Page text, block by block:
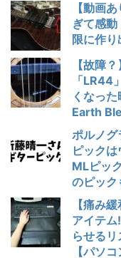
【動画
ぎて感
限に作り
【故障
「LR44
くなっ
Earth
ポルノグ
ピック
MLピッ
のピック
【痛み
アイテ
らせる
【パソ